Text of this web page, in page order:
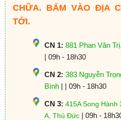
CHỮA. BẤM VÀO ĐỊA
TỚI.
CN 1: 881 Phan Văn
| 09h - 18h30
CN 2: 383 Nguyễn
Bình| | 09h - 18h30
CN 3: 415A Song Hành
A, Thủ Đức| 09h -